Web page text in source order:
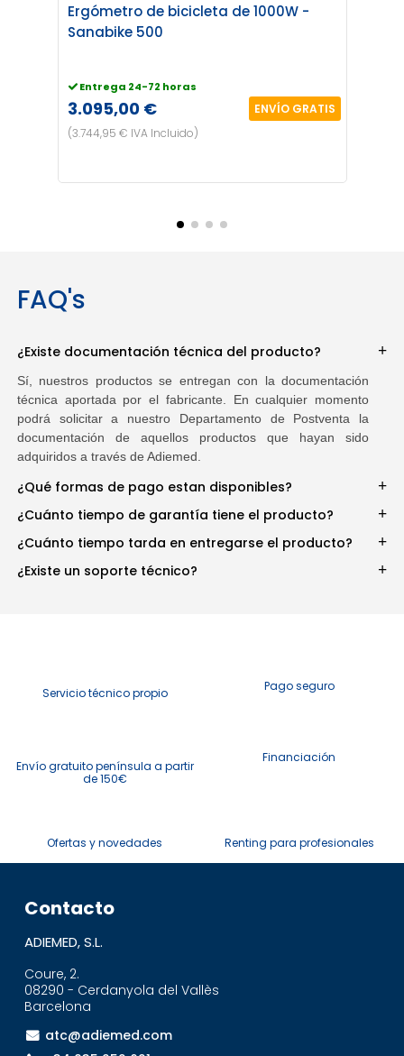
Ergómetro de bicicleta de 1000W -
Sanabike 500
Entrega 24-72 horas
3.095,00 €
ENVÍO GRATIS
(3.744,95 € IVA Incluido)
FAQ's
¿Existe documentación técnica del producto?
Sí, nuestros productos se entregan con la documentación
técnica aportada por el fabricante. En cualquier momento
podrá solicitar a nuestro Departamento de Postventa la
documentación de aquellos productos que hayan sido
adquiridos a través de Adiemed.
¿Qué formas de pago estan disponibles?
¿Cuánto tiempo de garantía tiene el producto?
¿Cuánto tiempo tarda en entregarse el producto?
¿Existe un soporte técnico?
Servicio técnico propio Pago seguro
Envío gratuito península a partir
de 150€
Financiación
Ofertas y novedades Renting para profesionales
Contacto
ADIEMED, S.L.
Coure, 2.
08290 - Cerdanyola del Vallès
Barcelona
atc@adiemed.com